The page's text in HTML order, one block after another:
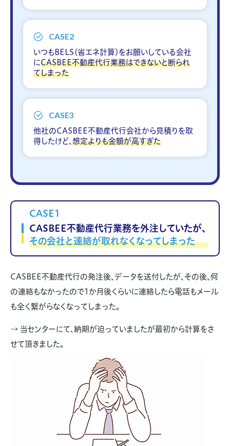
CASE2
いつもBELS（省エネ計算）をお願いしている会社
にCASBEE不動産代行業務はできないと断られ
てしまった
CASE3
他社のCASBEE不動産代行会社から見積りを取
得したけど、想定よりも金額が高すぎた
CASE1
CASBEE不動産代行業務を外注していたが、
その会社と連絡が取れなくなってしまった
CASBEE不動産代行の発注後、データを送付したが、その後、何
の連絡もなかったので1か月後くらいに連絡したら電話もメール
も全く繋がらなくなってしまった。
→ 当センターにて、納期が迫っていましたが最初から計算をさ
せて頂きました。